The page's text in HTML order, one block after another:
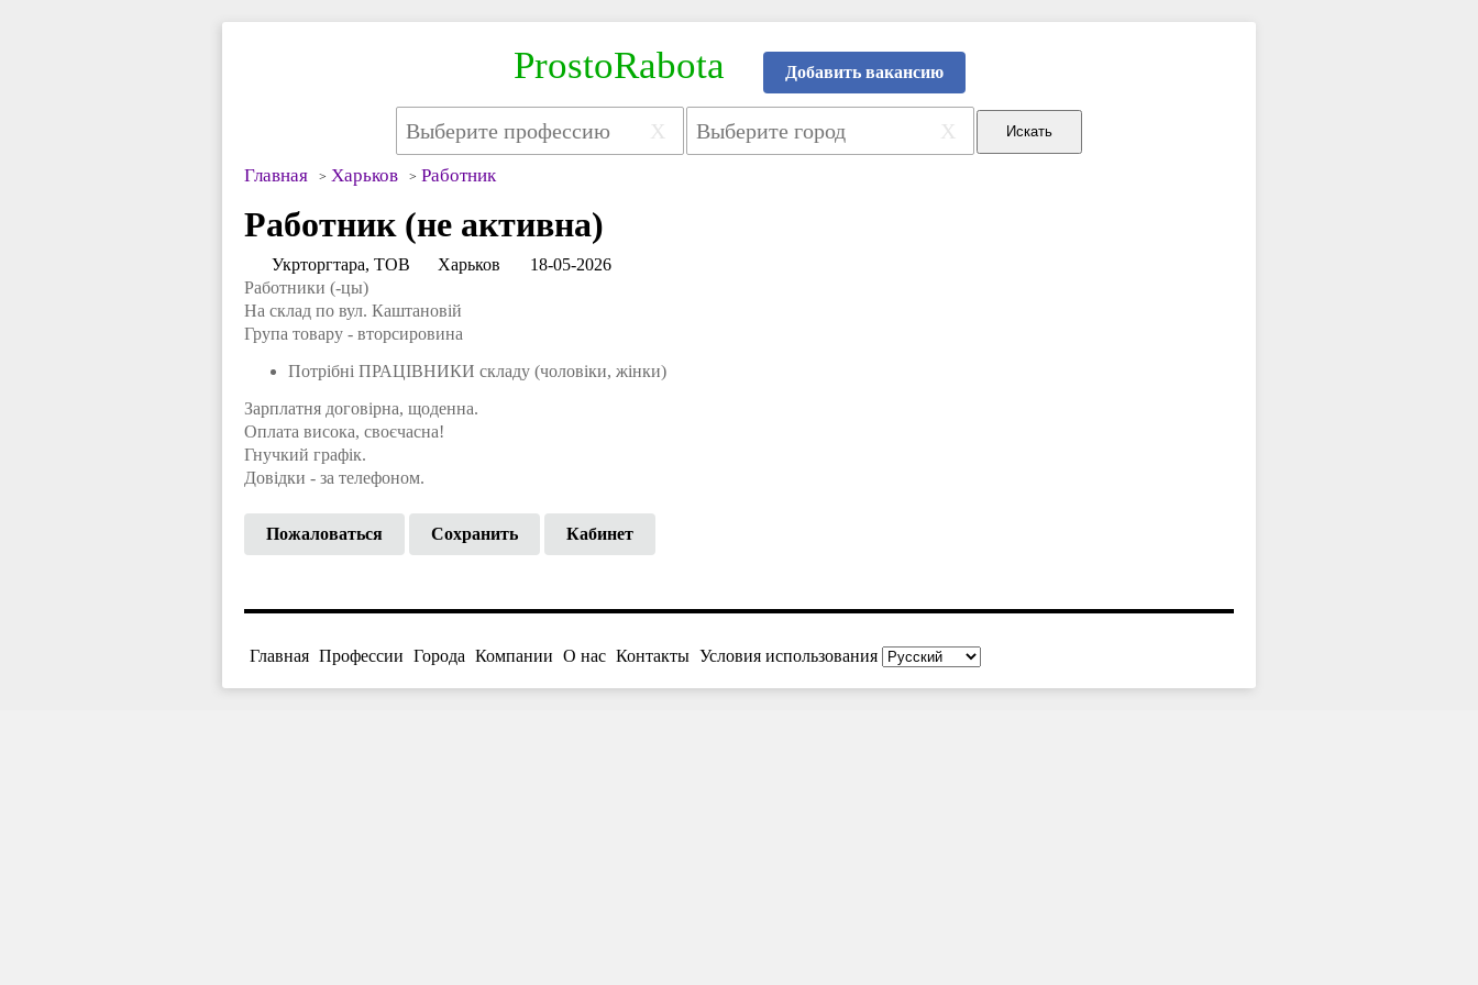
ProstoRabota Добавить вакансию
X X
Главная Харьков Работник
Работник (не активна)
Укрторгтара, ТОВ Харьков
18-05-2026
Работники (-цы)
На склад по вул. Каштановій
Група товару - вторсировина
Потрібні ПРАЦІВНИКИ складу (чоловіки, жінки)
Зарплатня договірна, щоденна.
Оплата висока, своєчасна!
Гнучкий графік.
Довідки - за телефоном.
Пожаловаться Сохранить Кабинет
Главная Профессии Города Компании О нас Контакты Условия использования